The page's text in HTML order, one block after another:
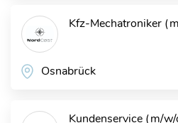
Kfz-Mechatroniker
Osnabrück
Kundenservice (m/